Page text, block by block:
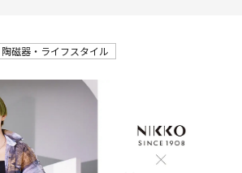
陶磁器・ライフスタイル